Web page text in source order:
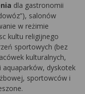
dla gastronomii
salonów
w reżimie
kultu religijnego
sportowych (bez
kulturalnych,
aquaparków, dyskotek
sportowców i